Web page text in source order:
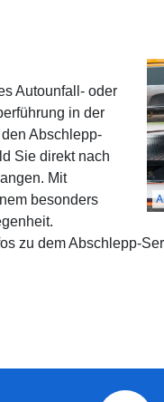
Autounfall- oder
in der
Abschlepp-
Sie direkt nach
Mit
besonders
zu dem Abschlepp-